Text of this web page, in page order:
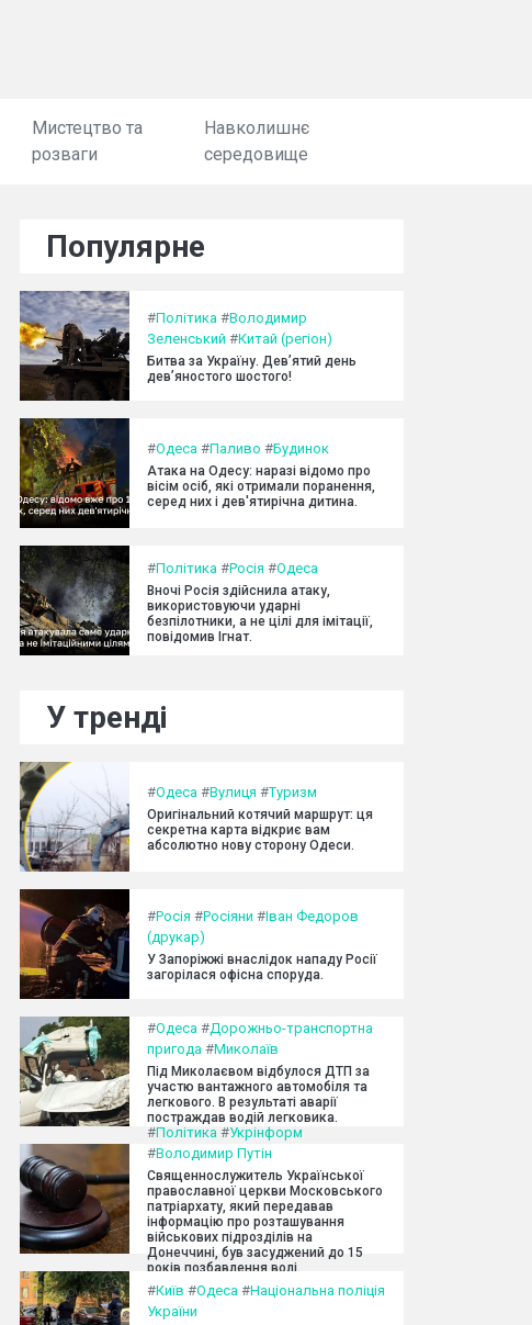
Мистецтво та
розваги
Навколишнє
середовище
Популярне
#Політика #Володимир
Зеленський #Китай (регіон)
Битва за Україну. Дев’ятий день
дев’яностого шостого!
#Одеса #Паливо #Будинок
Атака на Одесу: наразі відомо про
вісім осіб, які отримали поранення,
серед них і дев'ятирічна дитина.
#Політика #Росія #Одеса
Вночі Росія здійснила атаку,
використовуючи ударні
безпілотники, а не цілі для імітації,
повідомив Ігнат.
У тренді
#Одеса #Вулиця #Туризм
Оригінальний котячий маршрут: ця
секретна карта відкриє вам
абсолютно нову сторону Одеси.
#Росія #Росіяни #Іван Федоров
(друкар)
У Запоріжжі внаслідок нападу Росії
загорілася офісна споруда.
#Одеса #Дорожньо-транспортна
пригода #Миколаїв
Під Миколаєвом відбулося ДТП за
участю вантажного автомобіля та
легкового. В результаті аварії
постраждав водій легковика.
#Політика #Укрінформ
#Володимир Путін
Священнослужитель Української
православної церкви Московського
патріархату, який передавав
інформацію про розташування
військових підрозділів на
Донеччині, був засуджений до 15
років позбавлення волі.
#Київ #Одеса #Національна поліція
України